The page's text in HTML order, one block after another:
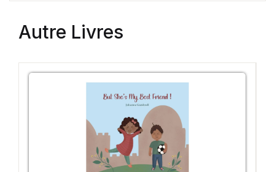
Autre Livres